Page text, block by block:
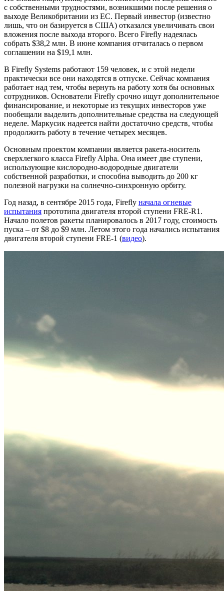
с собственными трудностями, возникшими после решения о
выходе Великобритании из ЕС. Первый инвестор (известно
лишь, что он базируется в США) отказался увеличивать свои
вложения после выхода второго. Всего Firefly надеялась
собрать $38,2 млн. В июне компания отчиталась о первом
соглашении на $19,1 млн.
В Firefly Systems работают 159 человек, и с этой недели
практически все они находятся в отпуске. Сейчас компания
работает над тем, чтобы вернуть на работу хотя бы основных
сотрудников. Основатели Firefly срочно ищут дополнительное
финансирование, и некоторые из текущих инвесторов уже
пообещали выделить дополнительные средства на следующей
неделе. Маркусик надеется найти достаточно средств, чтобы
продолжить работу в течение четырех месяцев.
Основным проектом компании является ракета-носитель
сверхлегкого класса Firefly Alpha. Она имеет две ступени,
использующие кислородно-водородные двигатели
собственной разработки, и способна выводить до 200 кг
полезной нагрузки на солнечно-синхронную орбиту.
Год назад, в сентябре 2015 года, Firefly начала огневые
испытания прототипа двигателя второй ступени FRE-R1.
Начало полетов ракеты планировалось в 2017 году, стоимость
пуска – от $8 до $9 млн. Летом этого года начались испытания
двигателя второй ступени FRE-1 (видео).